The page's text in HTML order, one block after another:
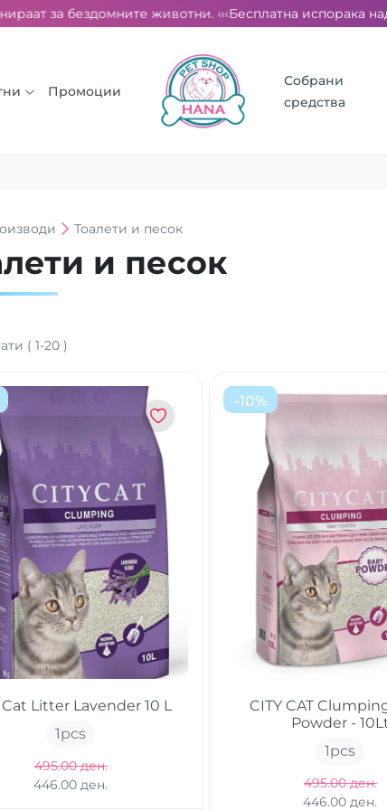
за бездомните животни. ‹‹‹Бесплатна испорака над 2000
Промоции
Собрани
средства
Тоалети и песок
и песок
( 1-20)
Litter Lavender 10 L
1pcs
495.00 ден.
446.00 ден.
-10%
CITY CAT
Powder -
1pcs
495.00 ден.
446.00 ден.